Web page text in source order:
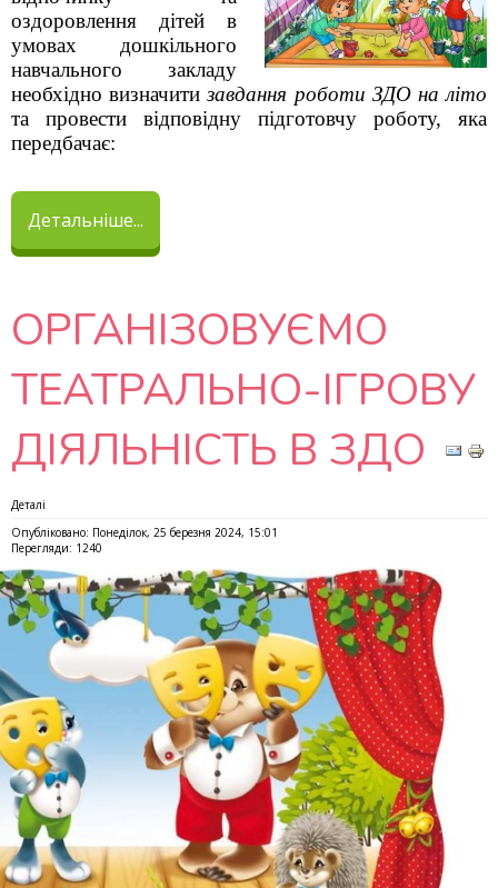
оздоровлення дітей в
умовах дошкільного
навчального закладу
необхідно визначитизавдання роботи ЗДО на літо
та провести відповідну підготовчу роботу, яка
передбачає:
Детальніше...
ОРГАНІЗОВУЄМО
ТЕАТРАЛЬНО-ІГРОВУ
ДІЯЛЬНІСТЬ В ЗДО
Деталі
Опубліковано: Понеділок, 25 березня 2024, 15:01
Перегляди: 1240